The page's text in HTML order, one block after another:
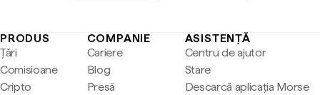
PRODUS
Țări
Comisioane
Cripto
COMPANIE
Cariere
Blog
Presă
ASISTENȚĂ
Centru de ajutor
Stare
Descarcă aplicația Morse